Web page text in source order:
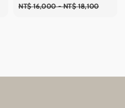
Regular
NT$ 16,000-NT$ 18,100